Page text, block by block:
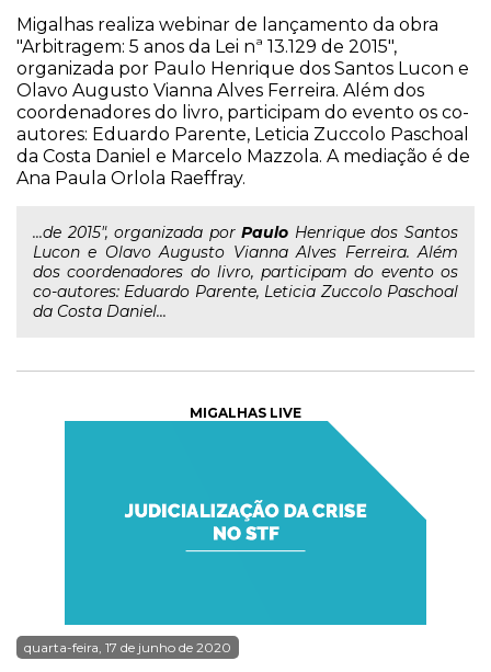
Migalhas realiza webinar de lançamento da obra
"Arbitragem: 5 anos da Lei nª 13.129 de 2015",
organizada por Paulo Henrique dos Santos Lucon e
Olavo Augusto Vianna Alves Ferreira. Além dos
coordenadores do livro, participam do evento os co-
autores: Eduardo Parente, Leticia Zuccolo Paschoal
da Costa Daniel e Marcelo Mazzola. A mediação é de
Ana Paula Orlola Raeffray.
...de 2015", organizada porPaulo Henrique dos Santos
Lucon e Olavo Augusto Vianna Alves Ferreira. Além
dos coordenadores do livro, participam do evento os
co-autores: Eduardo Parente, Leticia Zuccolo Paschoal
da Costa Daniel...
MIGALHAS LIVE
quarta-feira, 17 de junho de 2020